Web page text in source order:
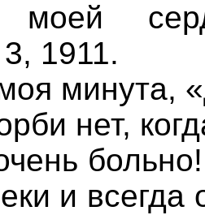
моей
1911.
минута,
нет,
и всегда